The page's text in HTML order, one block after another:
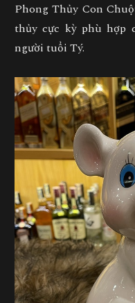
Phong Thủy Con
thủy cực kỳ phù hợp
người tuổi Tý.